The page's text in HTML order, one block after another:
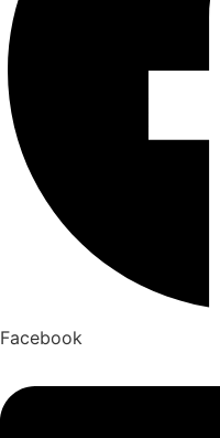
Facebook